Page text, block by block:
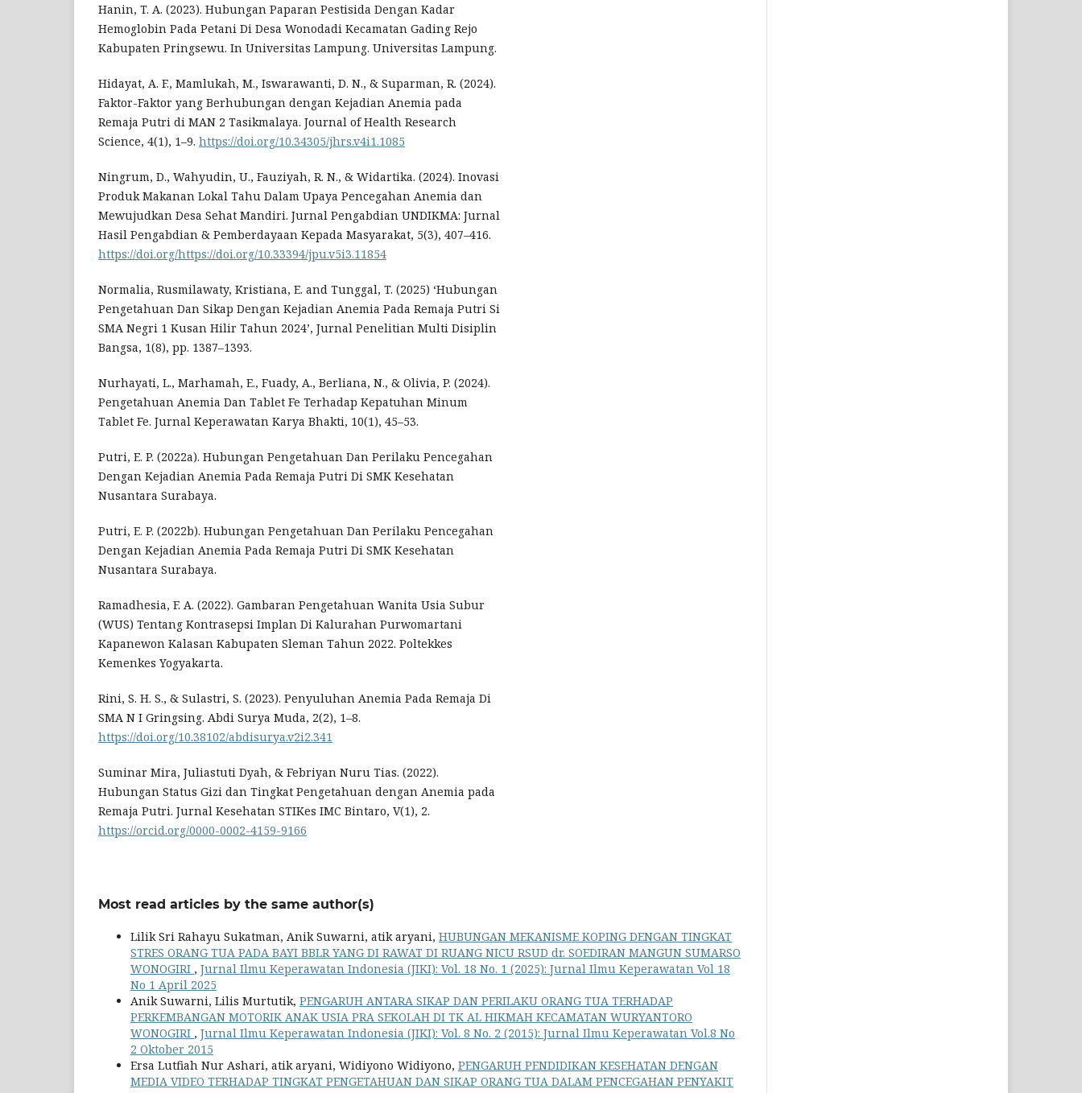
Hanin, T. A. (2023). Hubungan Paparan Pestisida Dengan Kadar
Hemoglobin Pada Petani Di Desa Wonodadi Kecamatan Gading Rejo
Kabupaten Pringsewu. In Universitas Lampung. Universitas Lampung.
Hidayat, A. F., Mamlukah, M., Iswarawanti, D. N., & Suparman, R. (2024).
Faktor-Faktor yang Berhubungan dengan Kejadian Anemia pada
Remaja Putri di MAN 2 Tasikmalaya. Journal of Health Research
Science, 4(1), 1–9. https://doi.org/10.34305/jhrs.v4i1.1085
Ningrum, D., Wahyudin, U., Fauziyah, R. N., & Widartika. (2024). Inovasi
Produk Makanan Lokal Tahu Dalam Upaya Pencegahan Anemia dan
Mewujudkan Desa Sehat Mandiri. Jurnal Pengabdian UNDIKMA: Jurnal
Hasil Pengabdian & Pemberdayaan Kepada Masyarakat, 5(3), 407–416.
https://doi.org/https://doi.org/10.33394/jpu.v5i3.11854
Normalia, Rusmilawaty, Kristiana, E. and Tunggal, T. (2025) ‘Hubungan
Pengetahuan Dan Sikap Dengan Kejadian Anemia Pada Remaja Putri Si
SMA Negri 1 Kusan Hilir Tahun 2024’, Jurnal Penelitian Multi Disiplin
Bangsa, 1(8), pp. 1387–1393.
Nurhayati, L., Marhamah, E., Fuady, A., Berliana, N., & Olivia, P. (2024).
Pengetahuan Anemia Dan Tablet Fe Terhadap Kepatuhan Minum
Tablet Fe. Jurnal Keperawatan Karya Bhakti, 10(1), 45–53.
Putri, E. P. (2022a). Hubungan Pengetahuan Dan Perilaku Pencegahan
Dengan Kejadian Anemia Pada Remaja Putri Di SMK Kesehatan
Nusantara Surabaya.
Putri, E. P. (2022b). Hubungan Pengetahuan Dan Perilaku Pencegahan
Dengan Kejadian Anemia Pada Remaja Putri Di SMK Kesehatan
Nusantara Surabaya.
Ramadhesia, F. A. (2022). Gambaran Pengetahuan Wanita Usia Subur
(WUS) Tentang Kontrasepsi Implan Di Kalurahan Purwomartani
Kapanewon Kalasan Kabupaten Sleman Tahun 2022. Poltekkes
Kemenkes Yogyakarta.
Rini, S. H. S., & Sulastri, S. (2023). Penyuluhan Anemia Pada Remaja Di
SMA N I Gringsing. Abdi Surya Muda, 2(2), 1–8.
https://doi.org/10.38102/abdisurya.v2i2.341
Suminar Mira, Juliastuti Dyah, & Febriyan Nuru Tias. (2022).
Hubungan Status Gizi dan Tingkat Pengetahuan dengan Anemia pada
Remaja Putri. Jurnal Kesehatan STIKes IMC Bintaro, V(1), 2.
https://orcid.org/0000-0002-4159-9166
Most read articles by the same author(s)
Lilik Sri Rahayu Sukatman, Anik Suwarni, atik aryani, HUBUNGAN MEKANISME KOPING DENGAN TINGKAT
STRES ORANG TUA PADA BAYI BBLR YANG DI RAWAT DI RUANG NICU RSUD dr. SOEDIRAN MANGUN SUMARSO
WONOGIRI , Jurnal Ilmu Keperawatan Indonesia (JIKI): Vol. 18 No. 1 (2025): Jurnal Ilmu Keperawatan Vol 18
No 1 April 2025
Anik Suwarni, Lilis Murtutik, PENGARUH ANTARA SIKAP DAN PERILAKU ORANG TUA TERHADAP
PERKEMBANGAN MOTORIK ANAK USIA PRA SEKOLAH DI TK AL HIKMAH KECAMATAN WURYANTORO
WONOGIRI , Jurnal Ilmu Keperawatan Indonesia (JIKI): Vol. 8 No. 2 (2015): Jurnal Ilmu Keperawatan Vol.8 No
2 Oktober 2015
Ersa Lutfiah Nur Ashari, atik aryani, Widiyono Widiyono, PENGARUH PENDIDIKAN KESEHATAN DENGAN
MEDIA VIDEO TERHADAP TINGKAT PENGETAHUAN DAN SIKAP ORANG TUA DALAM PENCEGAHAN PENYAKIT